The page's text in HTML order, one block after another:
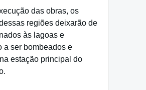
das obras, os
regiões deixarão de
às lagoas e
a ser bombeados e
estação principal do